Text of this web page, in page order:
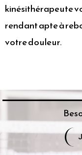
kinésithérapeute
rendant apte à
votre douleur.